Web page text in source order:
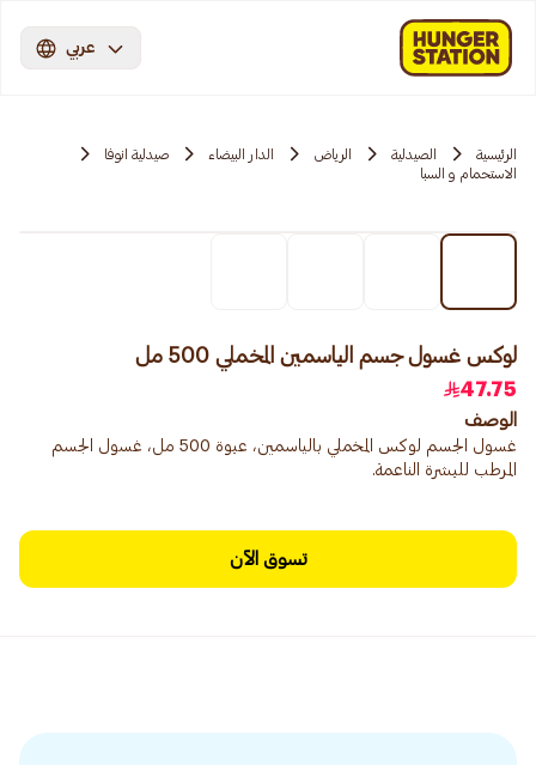
عربي
الرئيسية الصيدلية الرياض الدار البيضاء
صيدلية انوفا
الاستحمام و السبا
لوكس غسول جسم الياسمين المخملي 500 مل
47.75
الوصف
غسول الجسم لوكس المخملي بالياسمين، عبوة 500 مل، غسول الجسم
المرطب للبشرة الناعمة.
تسوق الآن